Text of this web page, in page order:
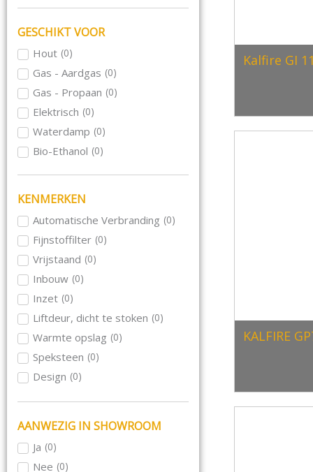
Hwam ( )
Jacobus
Kalfire (0 )
Meteor (0)
Morso (0)
Nordpeis (0
Rika (0)
Schmid (0)
Skantherm
Wanders (0)
Wiking (0)
Le Feu (0)
Blaze Harmony
GESCHIKT VOOR
Hout (0)
Gas - Aardgas (0)
Gas - Propaan (0)
Elektrisch (0)
Waterdamp (0)
Bio-Ethanol (0)
KENMERKEN
Automatische Verbranding (0)
Fijnstoffilter (0)
Vrijstaand (0)
Inbouw (0)
Inzet (0)
Liftdeur, dicht te stoken (0)
Warmte opslag (0)
Speksteen (0)
Design (0)
Rond (0 )
Draaibaar
AANWEZIG IN SHOWROOM
Ja (0)
Nee (0)
Kalfire GI
KALFIRE